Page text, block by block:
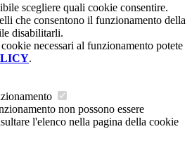
scegliere quali cookie consentire.
che consentono il funzionamento della
disabilitarli.
necessari al funzionamento potete
.
non possono essere
l'elenco nella pagina della cookie